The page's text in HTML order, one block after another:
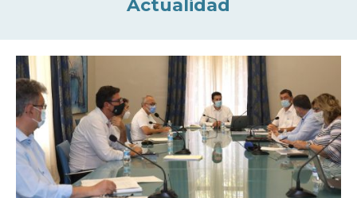
Actualidad